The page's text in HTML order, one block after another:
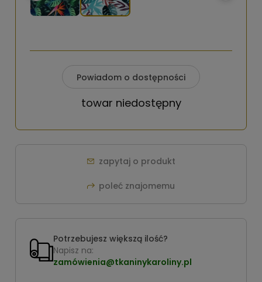
Powiadom o dostępności
towar niedostępny
zapytaj o produkt
poleć znajomemu
Potrzebujesz większą ilość?
Napisz na:
zamówienia@tkaninykaroliny.pl